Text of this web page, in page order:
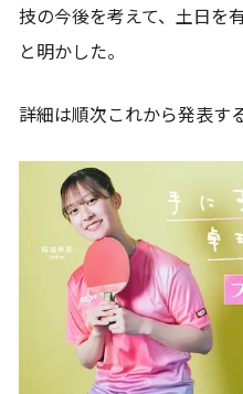
技の今後を考えて、土日を
と明かした。
詳細は順次これから発表す